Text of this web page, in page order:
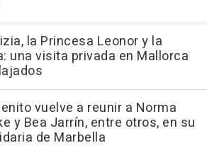
la Princesa Leonor y la
una visita privada en Mallorca
vuelve a reunir a Norma
y Bea Jarrín, entre otros, en su
de Marbella